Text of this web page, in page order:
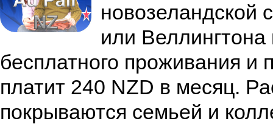
новозеландской
или Веллингтона
бесплатного проживания и
платит 240 NZD в месяц.
покрываются семьей и